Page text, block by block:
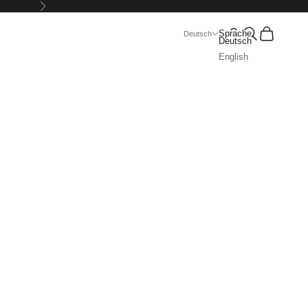
Vor
Deutsch Sprache
Deutsch
English
SuchenWarenkorb